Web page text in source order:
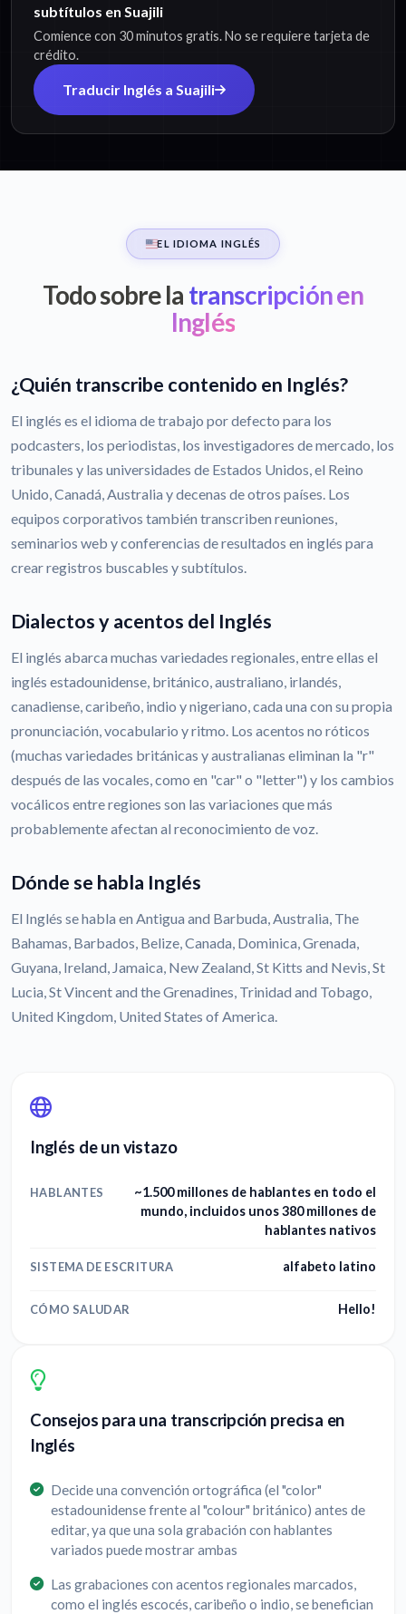
subtítulos en Suajili
Comience con 30 minutos gratis. No se requiere tarjeta de
crédito.
Traducir Inglés a Suajili
EL IDIOMA INGLÉS
Todo sobre la transcripción en
Inglés
¿Quién transcribe contenido en Inglés?
El inglés es el idioma de trabajo por defecto para los
podcasters, los periodistas, los investigadores de mercado, los
tribunales y las universidades de Estados Unidos, el Reino
Unido, Canadá, Australia y decenas de otros países. Los
equipos corporativos también transcriben reuniones,
seminarios web y conferencias de resultados en inglés para
crear registros buscables y subtítulos.
Dialectos y acentos del Inglés
El inglés abarca muchas variedades regionales, entre ellas el
inglés estadounidense, británico, australiano, irlandés,
canadiense, caribeño, indio y nigeriano, cada una con su propia
pronunciación, vocabulario y ritmo. Los acentos no róticos
(muchas variedades británicas y australianas eliminan la "r"
después de las vocales, como en "car" o "letter") y los cambios
vocálicos entre regiones son las variaciones que más
probablemente afectan al reconocimiento de voz.
Dónde se habla Inglés
El Inglés se habla en Antigua and Barbuda, Australia, The
Bahamas, Barbados, Belize, Canada, Dominica, Grenada,
Guyana, Ireland, Jamaica, New Zealand, St Kitts and Nevis, St
Lucia, St Vincent and the Grenadines, Trinidad and Tobago,
United Kingdom, United States of America.
Inglés de un vistazo
HABLANTES
~1.500 millones de hablantes en todo el
mundo, incluidos unos 380 millones de
hablantes nativos
SISTEMA DE ESCRITURA alfabeto latino
CÓMO SALUDAR Hello!
Consejos para una transcripción precisa en
Inglés
Decide una convención ortográfica (el "color"
estadounidense frente al "colour" británico) antes de
editar, ya que una sola grabación con hablantes
variados puede mostrar ambas
Las grabaciones con acentos regionales marcados,
como el inglés escocés, caribeño o indio, se benefician